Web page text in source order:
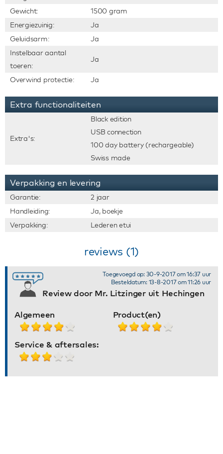
Gewicht:
1500 gram
Energiezuinig:
Ja
Geluidsarm:
Ja
Instelbaar aantal
toeren:
Ja
Overwind protectie: Ja
Extra functionaliteiten
Extra's:
Black edition
USB connection
100 day battery (rechargeable)
Swiss made
Verpakking en levering
Garantie:
2 jaar
Handleiding:
Ja, boekje
Verpakking:
Lederen etui
reviews (1)
Review door Mr. Litzinger uit Hechingen
Toegevoegd op: 30-9-2017 om 16:37 uur
Besteldatum: 13-8-2017 om 11:26 uur
Algemeen Product(en)
Service & aftersales: